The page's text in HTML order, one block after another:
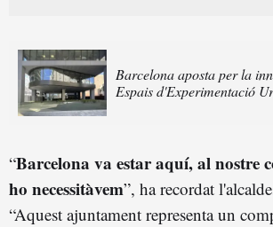
Barcelona aposta per la
Espais d'Experimentació
“Barcelona va estar aquí, al nostre
ho necessitàvem”, ha recordat
“Aquest ajuntament representa un